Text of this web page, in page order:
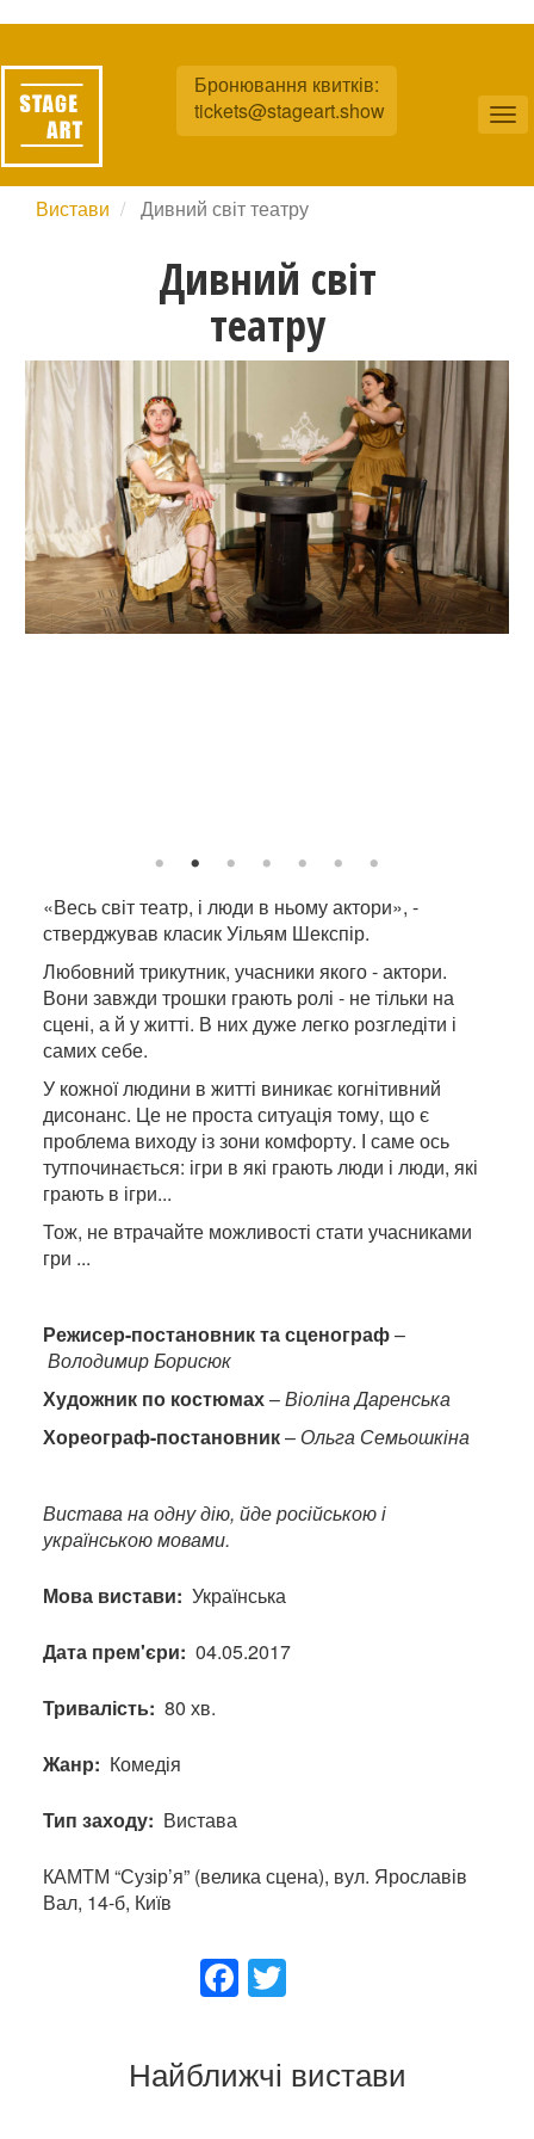
до
основного
вмісту
Бронювання квитків:
tickets@stageart.show
Вистави Дивний світ театру
Дивний світ
театру
«Весь світ театр, і люди в ньому актори», -
стверджував класик Уільям Шекспір.
Любовний трикутник, учасники якого - актори.
Вони завжди трошки грають ролі - не тільки на
сцені, а й у житті. В них дуже легко розгледіти і
самих себе.
У кожної людини в житті виникає когнітивний
дисонанс. Це не проста ситуація тому, що є
проблема виходу із зони комфорту. І саме ось
тутпочинається: ігри в які грають люди і люди, які
грають в ігри...
Тож, не втрачайте можливості стати учасниками
гри ...
Режисер-постановник та сценограф–
Володимир Борисюк
Художник по костюмах–Віоліна Даренська
Хореограф-постановник– Ольга Семьошкіна
Вистава на одну дію, йде російською і
українською мовами.
Мова вистави Українська
Дата прем'єри 04.05.2017
Тривалість 80 хв.
Жанр Комедія
Тип заходу Вистава
КАМТМ “Сузір’я” (велика сцена), вул. Ярославів
Вал, 14-б, Київ
Facebook
Найближчі вистави